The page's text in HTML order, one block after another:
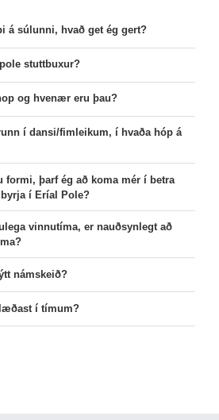
á súlunni, hvað get ég gert?
stuttbuxur?
og hvenær eru þau?
í dansi/fimleikum, í hvaða hóp á
formi, þarf ég að koma mér í betra
í Eríal Pole?
vinnutíma, er nauðsynlegt að
námskeið?
í tímum?